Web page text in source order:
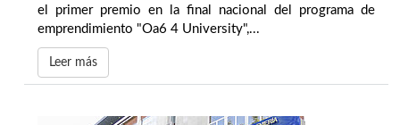
el primer premio en la final nacional del programa de
emprendimiento "Oa6 4 University",...
Leer más